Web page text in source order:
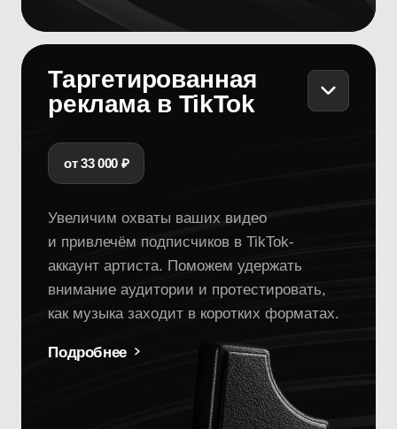
Увеличим охваты ваших видео
и привлечём подписчиков в TikTok-
аккаунт артиста. Поможем удержать
внимание аудитории и протестировать,
как музыка заходит в коротких форматах.
ВК плейлисты